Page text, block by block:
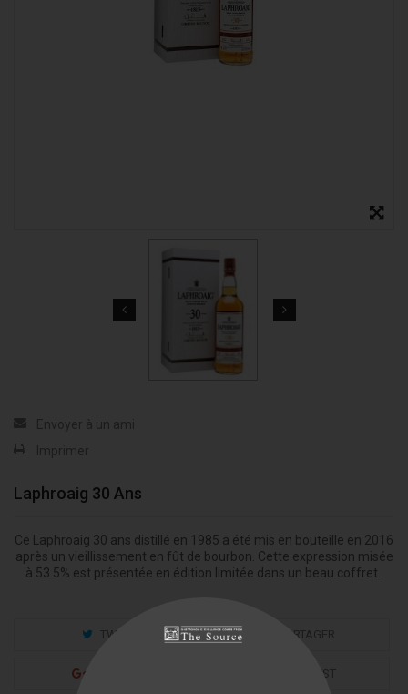
Envoyer à un ami
Imprimer
Laphroaig 30 Ans
Ce Laphroaig 30 ans distillé en 1985 a été mis en bouteille en 2016
après un vieillissement en fût de bourbon. Cette expression misée
à 53.5% est présentée en édition limitée dans un beau coffret.
TWEET PARTAGER
PINTEREST